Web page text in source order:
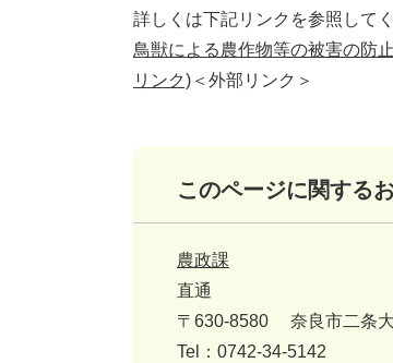
詳しくは下記リンクを参照してく
鳥獣による農作物等の被害の防
リンク) ＜外部リンク＞
このページに関する
農政課
直通
〒630-8580
奈良市二条
Tel：0742-34-5142